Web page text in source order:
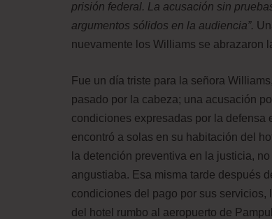
prisión federal. La acusación sin
argumentos sólidos en la audiencia”.
nuevamente los Williams se abrazaron
Fue un día triste para la señora
pasado por la cabeza; una acusación
condiciones expresadas por la defensa
encontró a solas en su habitación del
la detención preventiva en la justicia,
angustiaba. Esa misma tarde después
condiciones del pago por sus
del hotel rumbo al aeropuerto de